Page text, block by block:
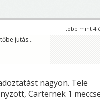
több mint 4
jutás...
nagyon. Tele
Carternek 1